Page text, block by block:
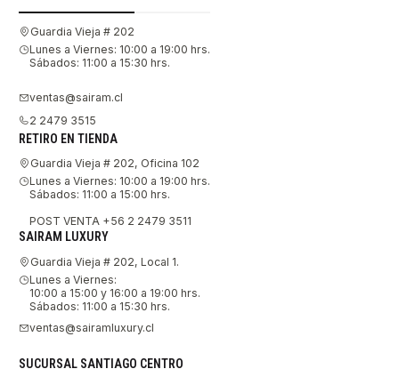
Guardia Vieja # 202
Lunes a Viernes: 10:00 a 19:00 hrs.
Sábados: 11:00 a 15:30 hrs.
ventas@sairam.cl
2 2479 3515
RETIRO EN TIENDA
Guardia Vieja # 202, Oficina 102
Lunes a Viernes: 10:00 a 19:00 hrs.
Sábados: 11:00 a 15:00 hrs.
POST VENTA +56 2 2479 3511
SAIRAM LUXURY
Guardia Vieja # 202, Local 1.
Lunes a Viernes:
10:00 a 15:00 y 16:00 a 19:00 hrs.
Sábados: 11:00 a 15:30 hrs.
ventas@sairamluxury.cl
SUCURSAL SANTIAGO CENTRO